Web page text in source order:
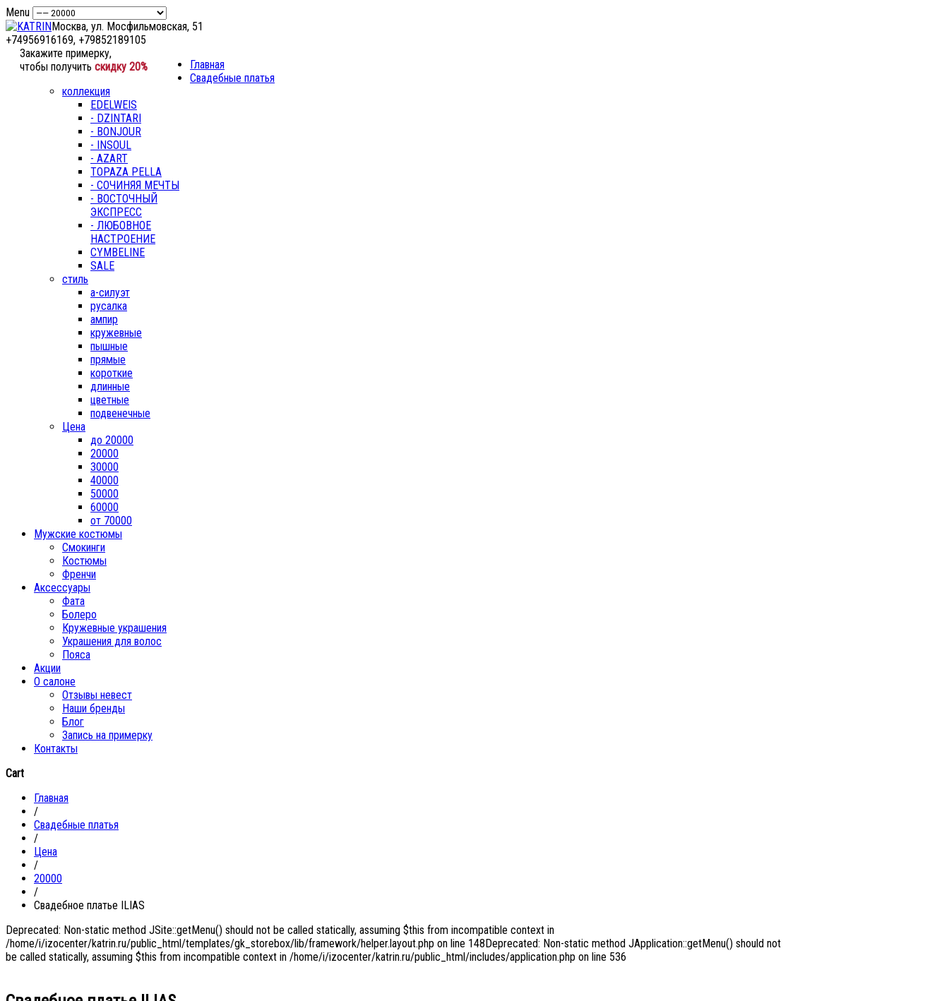
Menu
Москва, ул. Мосфильмовская, 51
+74956916169, +79852189105
Закажите примерку,
чтобы получить скидку 20%
Главная
Свадебные платья
коллекция
EDELWEIS
- DZINTARI
- BONJOUR
- INSOUL
- AZART
TOPAZA PELLA
- СОЧИНЯЯ МЕЧТЫ
- ВОСТОЧНЫЙ
ЭКСПРЕСС
- ЛЮБОВНОЕ
НАСТРОЕНИЕ
CYMBELINE
SALE
стиль
а-силуэт
русалка
ампир
кружевные
пышные
прямые
короткие
длинные
цветные
подвенечные
Цена
до 20000
20000
30000
40000
50000
60000
от 70000
Мужские костюмы
Смокинги
Костюмы
Френчи
Аксессуары
Фата
Болеро
Кружевные украшения
Украшения для волос
Пояса
Акции
О салоне
Отзывы невест
Наши бренды
Блог
Запись на примерку
Контакты
Cart
Главная
/
Свадебные платья
/
Цена
/
20000
/
Свадебное платье ILIAS
Deprecated: Non-static method JSite::getMenu() should not be called statically, assuming $this from incompatible context in
/home/i/izocenter/katrin.ru/public_html/templates/gk_storebox/lib/framework/helper.layout.php on line 148Deprecated: Non-static method JApplication::getMenu() should not
be called statically, assuming $this from incompatible context in /home/i/izocenter/katrin.ru/public_html/includes/application.php on line 536